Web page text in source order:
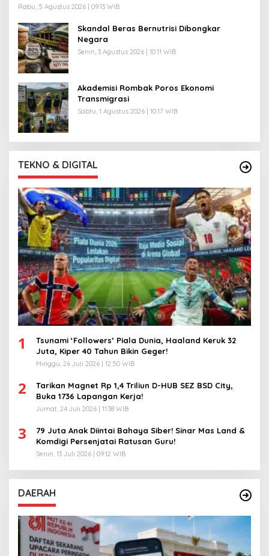
Rabu, 5 Agustus 2026 | 09:13 WIB
Skandal Beras Bernutrisi Dibongkar
Negara
Senin, 3 Agustus 2026 | 10:11 WIB
Akademisi Rombak Poros Ekonomi
Transmigrasi
Sabtu, 1 Agustus 2026 | 10:17 WIB
TEKNO & DIGITAL
1
Tsunami ‘Followers’ Piala Dunia, Haaland Keruk 32
Juta, Kiper 40 Tahun Bikin Geger!
Minggu, 26 Juli 2026 | 12:50 WIB
2
Tarikan Magnet Rp 1,4 Triliun D-HUB SEZ BSD City,
Buka 1736 Lapangan Kerja!
Jumat, 24 Juli 2026 | 11:38 WIB
3
79 Juta Anak Diintai Bahaya Siber! Sinar Mas Land &
Komdigi Persenjatai Ratusan Guru!
Senin, 13 Juli 2026 | 09:12 WIB
DAERAH